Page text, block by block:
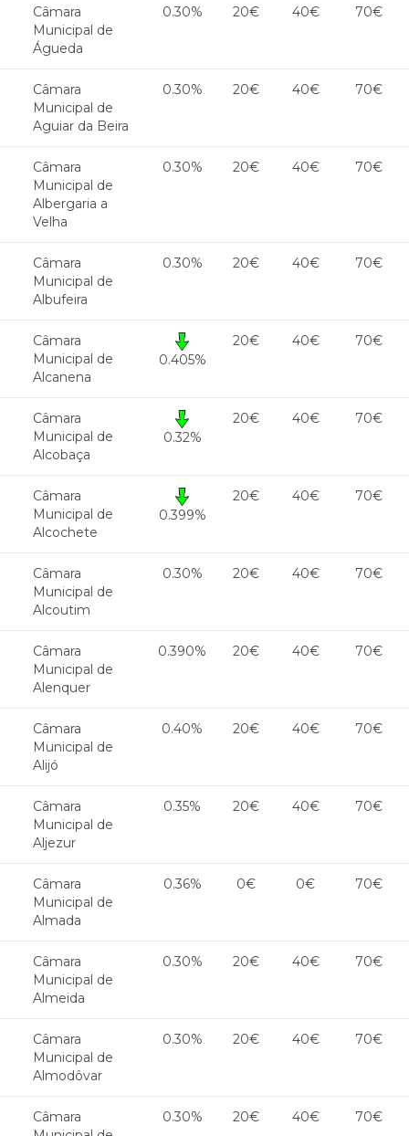
Câmara
Municipal de
Águeda
0.30% 20€ 40€ 70€
Câmara
Municipal de
Aguiar da Beira
0.30% 20€ 40€ 70€
Câmara
Municipal de
Albergaria a
Velha
0.30% 20€ 40€ 70€
Câmara
Municipal de
Albufeira
0.30% 20€ 40€ 70€
Câmara
Municipal de
Alcanena
0.405%
20€ 40€ 70€
Câmara
Municipal de
Alcobaça
0.32%
20€ 40€ 70€
Câmara
Municipal de
Alcochete
0.399%
20€ 40€ 70€
Câmara
Municipal de
Alcoutim
0.30% 20€ 40€ 70€
Câmara
Municipal de
Alenquer
0.390% 20€ 40€ 70€
Câmara
Municipal de
Alijó
0.40% 20€ 40€ 70€
Câmara
Municipal de
Aljezur
0.35% 20€ 40€ 70€
Câmara
Municipal de
Almada
0.36% 0€ 0€ 70€
Câmara
Municipal de
Almeida
0.30% 20€ 40€ 70€
Câmara
Municipal de
Almodôvar
0.30% 20€ 40€ 70€
Câmara
0.30% 20€ 40€ 70€